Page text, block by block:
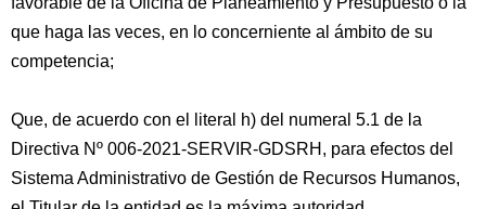
que haga las veces, en lo concerniente al ámbito de su
competencia;
Que, de acuerdo con el literal h) del numeral 5.1 de la
Directiva Nº 006-2021-SERVIR-GDSRH, para efectos del
Sistema Administrativo de Gestión de Recursos Humanos,